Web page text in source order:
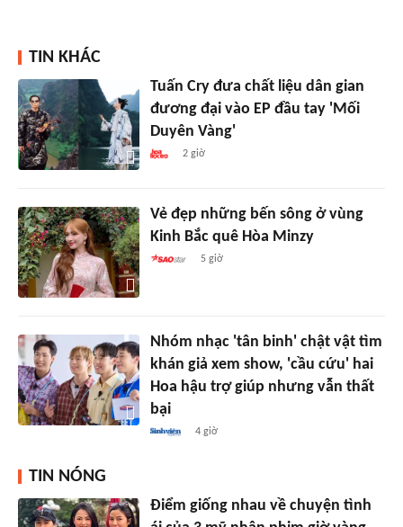
TIN KHÁC
Tuấn Cry đưa chất liệu dân gian
đương đại vào EP đầu tay 'Mối
Duyên Vàng'
2 giờ
Vẻ đẹp những bến sông ở vùng
Kinh Bắc quê Hòa Minzy
5 giờ
Nhóm nhạc 'tân binh' chật vật tìm
khán giả xem show, 'cầu cứu' hai
Hoa hậu trợ giúp nhưng vẫn thất
bại
4 giờ
TIN NÓNG
Điểm giống nhau về chuyện tình